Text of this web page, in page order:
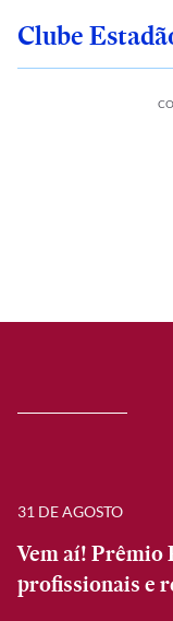
Clube
31 DE AGOSTO
Vem aí! Prêmio
profissionais e